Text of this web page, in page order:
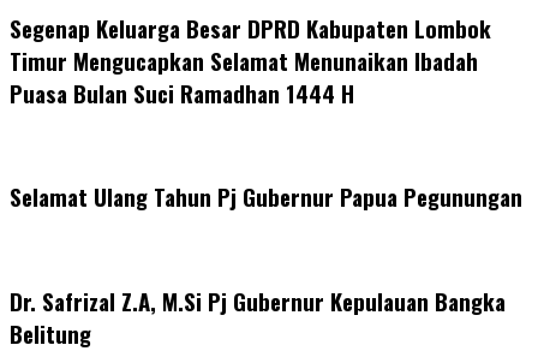
Segenap Keluarga Besar DPRD Kabupaten Lombok
Timur Mengucapkan Selamat Menunaikan Ibadah
Puasa Bulan Suci Ramadhan 1444 H
Selamat Ulang Tahun Pj Gubernur Papua Pegunungan
Dr. Safrizal Z.A, M.Si Pj Gubernur Kepulauan Bangka
Belitung